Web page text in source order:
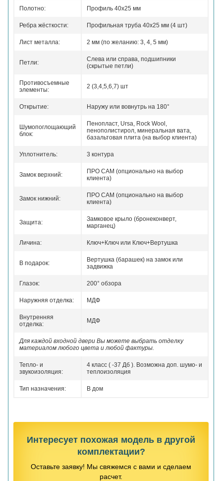
Полотно: Профиль 40x25 мм
Ребра жёсткости: Профильная труба 40х25 мм (4 шт)
Лист металла: 2 мм (по желанию: 3, 4, 5 мм)
Петли:
Слева или справа, подшипники
(скрытые петли)
Противосъемные
элементы:
2 (3,4,5,6,7) шт
Открытие: Наружу или вовнутрь на 180°
Шумопоглощающий
блок:
Пенопласт, Ursa, Rock Wool,
пенополистирол, минеральная вата,
базальтовая плита (на выбор клиента)
Уплотнитель: 3 контура
Замок верхний:
ПРО САМ (опционально на выбор
клиента)
Замок нижний:
ПРО САМ (опционально на выбор
клиента)
Защита:
Замковое крыло (бронеконверт,
марганец)
Личина: Ключ+Ключ или Ключ+Вертушка
В подарок:
Вертушка (барашек) на замок или
задвижка
Глазок: 200° обзора
Наружняя отделка: МДФ
Внутренняя
отделка:
МДФ
Для каждой входной двери Вы можете выбрать отделку
материалом любого цвета и любой фактуры.
Тепло- и
звукоизоляция:
4 класс ( -37 Дб ). Возможна доп. шумо- и
теплоизоляция
Тип назначения: В дом
Интересует похожая модель в другой
комплектации?
Оставьте заявку! Мы свяжемся с вами и сделаем
расчет.